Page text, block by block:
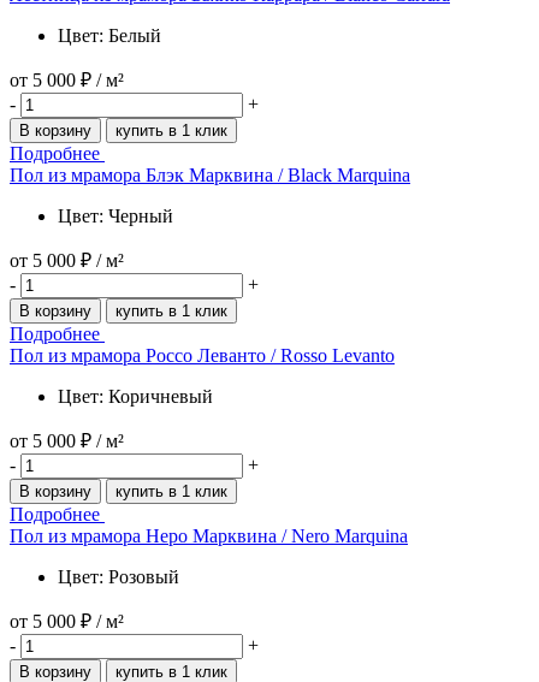
Цвет: Белый
от 5 000 ₽ / м²
-
+
В корзину купить в 1 клик
Подробнее
Пол из мрамора Блэк Марквина / Black Marquina
Цвет: Черный
от 5 000 ₽ / м²
-
+
В корзину купить в 1 клик
Подробнее
Пол из мрамора Роccо Леванто / Rosso Levanto
Цвет: Коричневый
от 5 000 ₽ / м²
-
+
В корзину купить в 1 клик
Подробнее
Пол из мрамора Неро Марквина / Nero Marquina
Цвет: Розовый
от 5 000 ₽ / м²
-
+
В корзину купить в 1 клик